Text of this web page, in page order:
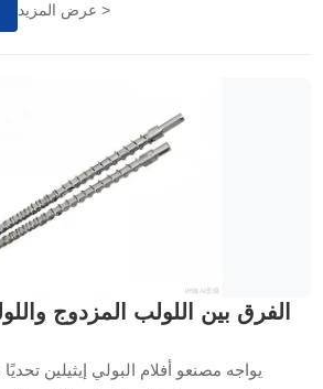
عرض المزيد >
الفرق بين اللولب المزدوج
يواجه مصنعو أفلام البولي إيثيلين